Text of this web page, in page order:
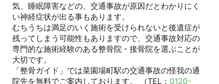
気、睡眠障害などの、交通事故が原因だとわかりにく
い神経症状が出る事もあります。
むちうちは満足のいく施術を受けられないと後遺症が
残ってしまう可能性もありますので、交通事故対応の
専門的な施術経験のある整骨院・接骨院を選ぶことが
大切です。
「整骨ガイド」では菜園場町駅の交通事故の怪我の通
院先を無料でご案内しております。 （TEL： 0120-